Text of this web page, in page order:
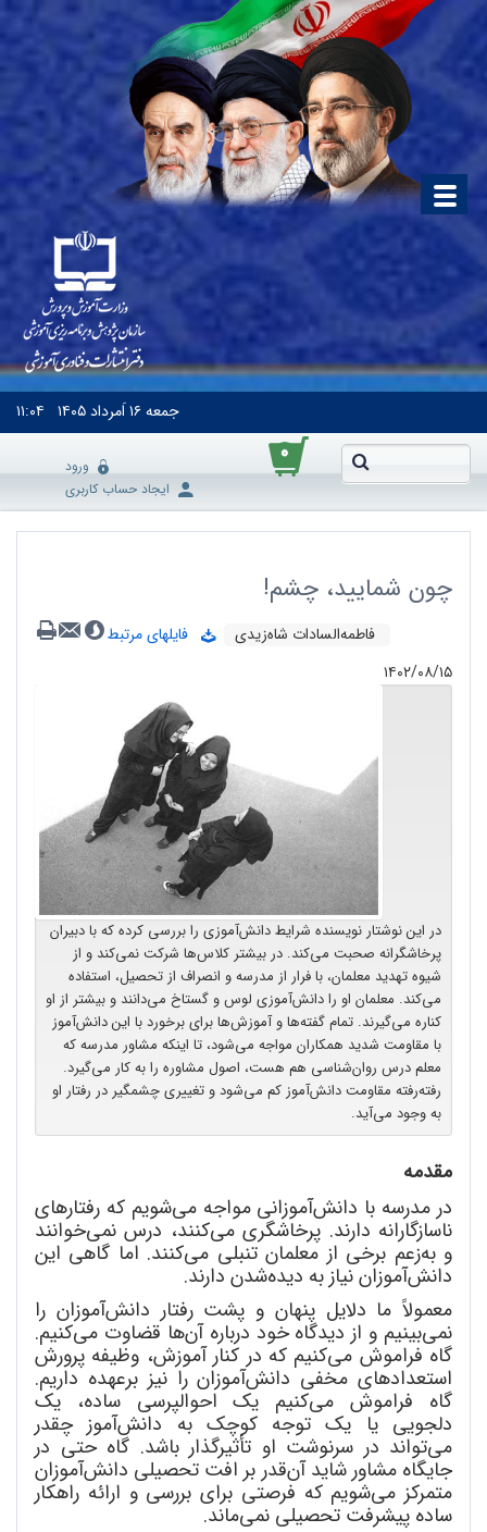
جمعه۱۶ اَمرداد ۱۴۰۵ ۱۱:۰۴
۰
ورود
ایجاد حساب کاربری
چون شمایید، چشم!
فاطمه‌السادات شاه‌زیدی
فایلهای مرتبط
۱۴۰۲/۰۸/۱۵
در این نوشتار نویسنده شرایط دانش‌آموزی ‌را بررسی کرده که با دبیران
پرخاشگرانه صحبت می‌کند. در بیشتر کلاس‌ها شرکت نمی‌کند و از
شیوه تهدید معلمان، با فرار از مدرسه و انصراف از تحصیل، استفاده
می‌کند. معلمان او را دانش‌آموزی لوس و گستاخ می‌دانند و بیشتر از او
کناره می‌گیرند. تمام گفته‌ها و آموزش‌ها برای برخورد با این دانش‌آموز
با مقاومت شدید همکاران مواجه می‌شود، تا اینکه مشاور مدرسه که
معلم درس روان‌شناسی هم هست، اصول مشاوره‌ را به کار می‌گیرد.
رفته‌رفته مقاومت دانش‌آموز کم می‌شود و تغییری چشمگیر در رفتار او
به وجود می‌آید.
مقدمه
در مدرسه با دانشآموزانی مواجه میشویم که رفتارهای
ناسازگارانه دارند. پرخاشگری میکنند، درس نمیخوانند
و بهزعم برخی از معلمان تنبلی میکنند. اما گاهی این
دانشآموزان نیاز به دیدهشدن دارند.
معمولاً ما دلایل پنهان و پشت رفتار دانشآموزان را
نمیبینیم و از دیدگاه خود درباره آنها قضاوت میکنیم.
گاه فراموش میکنیم که در کنار آموزش، وظیفه پرورش
استعدادهای مخفی دانشآموزان را نیز برعهده داریم.
گاه فراموش میکنیم یک احوالپرسی ساده، یک
دلجویی یا یک توجه کوچک به دانشآموز چقدر
میتواند در سرنوشت او تأثیرگذار باشد. گاه حتی در
جایگاه مشاور شاید آنقدر بر افت تحصیلی دانشآموزان
متمرکز میشویم که فرصتی برای بررسی و ارائه راهکار
ساده پیشرفت تحصیلی نمیماند.